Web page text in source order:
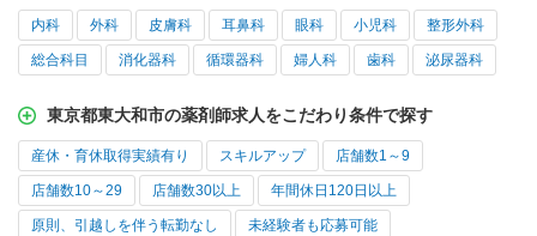
内科 外科 皮膚科 耳鼻科 眼科 小児科 整形外科
総合科目 消化器科 循環器科 婦人科 歯科 泌尿器科
東京都東大和市の薬剤師求人をこだわり条件で探す
産休・育休取得実績有り スキルアップ 店舗数1～9
店舗数10～29 店舗数30以上 年間休日120日以上
原則、引越しを伴う転勤なし 未経験者も応募可能